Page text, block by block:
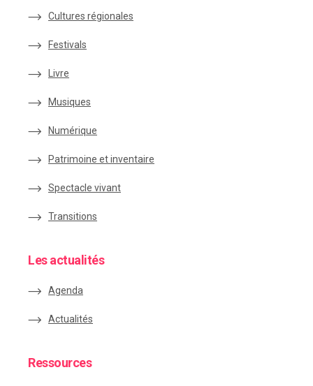
Cultures régionales
Festivals
Livre
Musiques
Numérique
Patrimoine et inventaire
Spectacle vivant
Transitions
Les actualités
Agenda
Actualités
Ressources